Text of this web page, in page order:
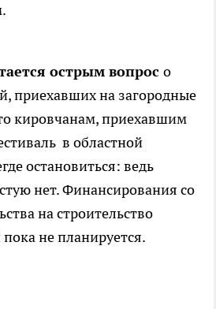
острым вопрос о
приехавших на загородные
кировчанам, приехавшим
в областной
остановиться: ведь
нет. Финансирования со
на строительство
не планируется.